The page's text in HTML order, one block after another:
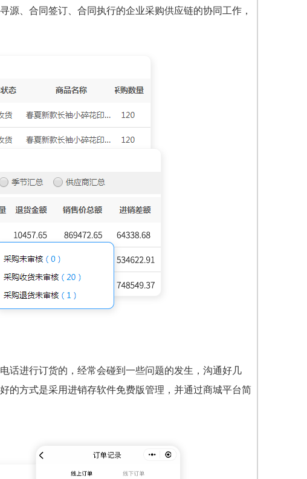
源、合同签订、合同执行的企业采购供应链的协同工作，
话进行订货的，经常会碰到一些问题的发生，沟通好几
的方式是采用进销存软件免费版管理，并通过商城平台简